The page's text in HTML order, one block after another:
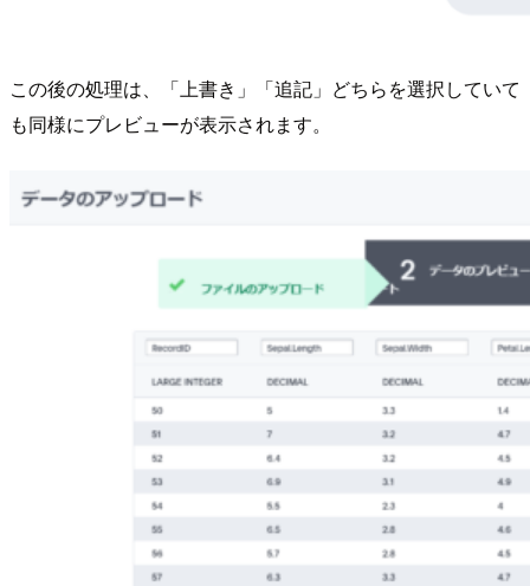
この後の処理は、「上書き」「追記」どちらを選択していて
も同様にプレビューが表示されます。